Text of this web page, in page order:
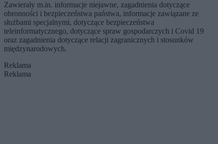
Zawierały m.in. informacje niejawne, zagadnienia dotyczące
obronności i bezpieczeństwa państwa, informacje zawiązane ze
służbami specjalnymi, dotyczące bezpieczeństwa
teleinformatycznego, dotyczące spraw gospodarczych i Covid 19
oraz zagadnienia dotyczące relacji zagranicznych i stosunków
międzynarodowych.
Reklama
Reklama